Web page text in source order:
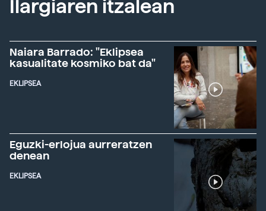
Ilargiaren itzalean
Naiara Barrado: "Eklipsea
kasualitate kosmiko bat da"
EKLIPSEA
Eguzki-erlojua aurreratzen
denean
EKLIPSEA